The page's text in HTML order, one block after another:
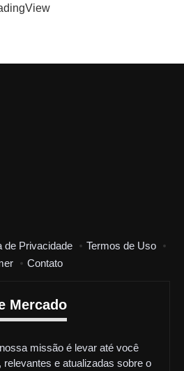
de Privacidade
Termos de Uso
Contato
Mercado
missão é levar até você
e atualizadas sobre o